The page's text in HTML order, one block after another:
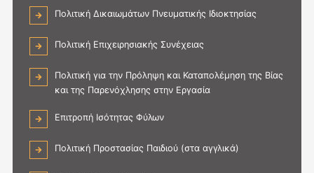
Πολιτική Δικαιωμάτων Πνευματικής Ιδιοκτησίας
Πολιτική Επιχειρησιακής Συνέχειας
Πολιτική για την Πρόληψη και Καταπολέμηση της Βίας
και της Παρενόχλησης στην Εργασία
Επιτροπή Ισότητας Φύλων
Πολιτική Προστασίας Παιδιού (στα αγγλικά)